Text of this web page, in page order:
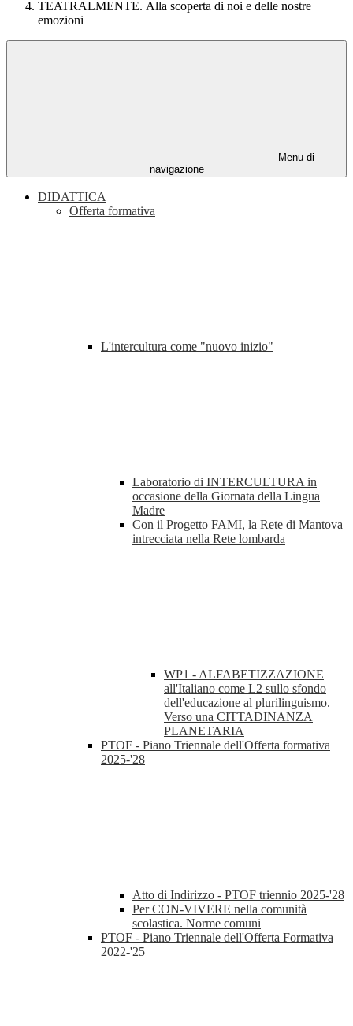
TEATRALMENTE. Alla scoperta di noi e delle nostre
emozioni
Menu di
navigazione
DIDATTICA
Offerta formativa
L'intercultura come "nuovo inizio"
Laboratorio di INTERCULTURA in
occasione della Giornata della Lingua
Madre
Con il Progetto FAMI, la Rete di Mantova
intrecciata nella Rete lombarda
WP1 - ALFABETIZZAZIONE
all'Italiano come L2 sullo sfondo
dell'educazione al plurilinguismo.
Verso una CITTADINANZA
PLANETARIA
PTOF - Piano Triennale dell'Offerta formativa
2025-'28
Atto di Indirizzo - PTOF triennio 2025-'28
Per CON-VIVERE nella comunità
scolastica. Norme comuni
PTOF - Piano Triennale dell'Offerta Formativa
2022-'25